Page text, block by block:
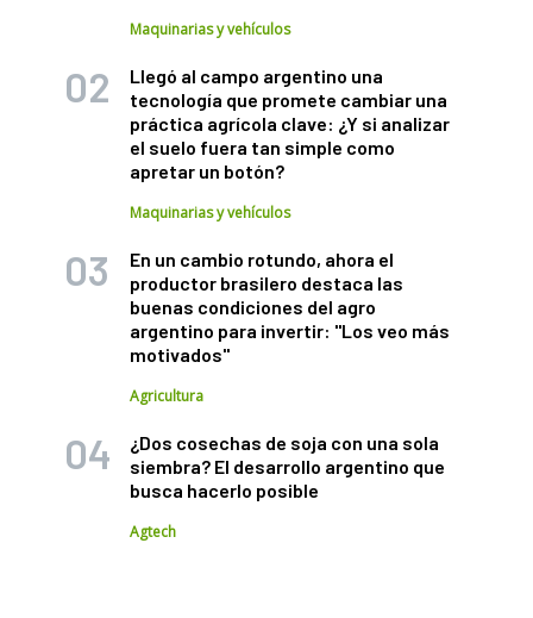
Maquinarias y vehículos
Llegó al campo argentino una
tecnología que promete cambiar una
práctica agrícola clave: ¿Y si analizar
el suelo fuera tan simple como
apretar un botón?
Maquinarias y vehículos
En un cambio rotundo, ahora el
productor brasilero destaca las
buenas condiciones del agro
argentino para invertir: "Los veo más
motivados"
Agricultura
¿Dos cosechas de soja con una sola
siembra? El desarrollo argentino que
busca hacerlo posible
Agtech